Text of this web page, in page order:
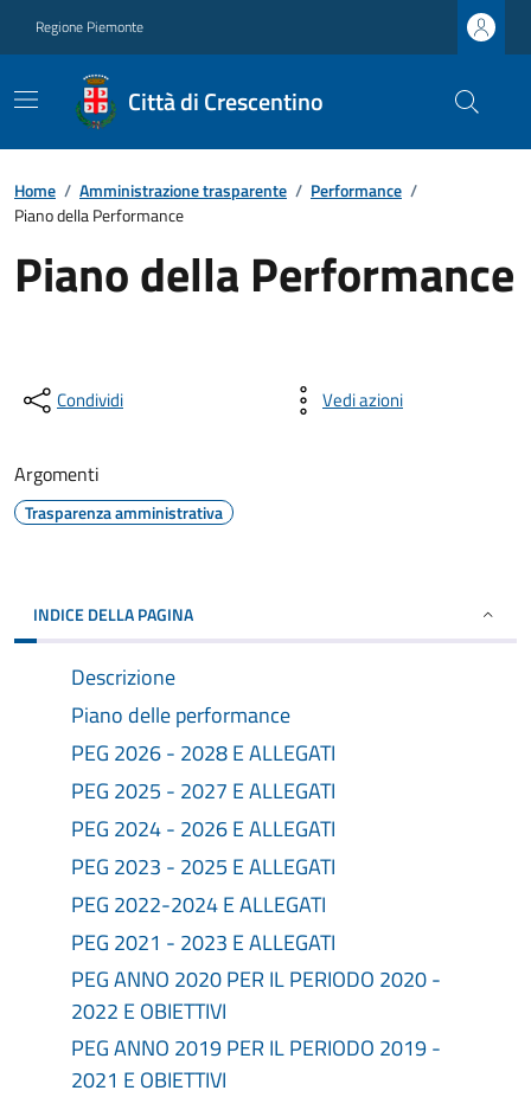
Regione Piemonte
Città di Crescentino
Home / Amministrazione trasparente / Performance /
Piano della Performance
Piano della Performance
Condividi Vedi azioni
Argomenti
Trasparenza amministrativa
INDICE DELLA PAGINA
Descrizione
Piano delle performance
PEG 2026 - 2028 E ALLEGATI
PEG 2025 - 2027 E ALLEGATI
PEG 2024 - 2026 E ALLEGATI
PEG 2023 - 2025 E ALLEGATI
PEG 2022-2024 E ALLEGATI
PEG 2021 - 2023 E ALLEGATI
PEG ANNO 2020 PER IL PERIODO 2020 -
2022 E OBIETTIVI
PEG ANNO 2019 PER IL PERIODO 2019 -
2021 E OBIETTIVI